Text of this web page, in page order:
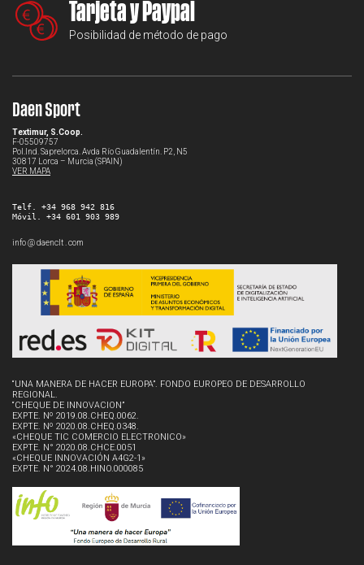
Tarjeta y Paypal
Posibilidad de método de pago
Daen Sport
Textimur, S.Coop.
F-05509757
Pol.Ind. Saprelorca. Avda Río Guadalentín. P2, N5
30817 Lorca – Murcia (SPAIN)
VER MAPA
Telf. +34 968 942 816
Móvil. +34 601 903 989
info @ daenclt . com
“UNA MANERA DE HACER EUROPA”. FONDO EUROPEO DE DESARROLLO
REGIONAL.
“CHEQUE DE INNOVACION”
EXPTE. Nº 2019.08.CHEQ.0062.
EXPTE. Nº 2020.08.CHEQ.0348.
«CHEQUE TIC COMERCIO ELECTRONICO»
EXPTE. N° 2020.08.CHCE.0051
«CHEQUE INNOVACIÓN A4G2-1»
EXPTE. N° 2024.08.HINO.000085